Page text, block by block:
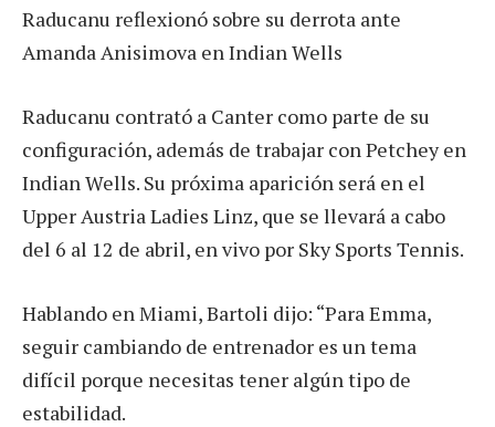
Raducanu reflexionó sobre su derrota ante
Amanda Anisimova en Indian Wells
Raducanu contrató a Canter como parte de su
configuración, además de trabajar con Petchey en
Indian Wells. Su próxima aparición será en el
Upper Austria Ladies Linz, que se llevará a cabo
del 6 al 12 de abril, en vivo por Sky Sports Tennis.
Hablando en Miami, Bartoli dijo: “Para Emma, ​​
seguir cambiando de entrenador es un tema
difícil porque necesitas tener algún tipo de
estabilidad.